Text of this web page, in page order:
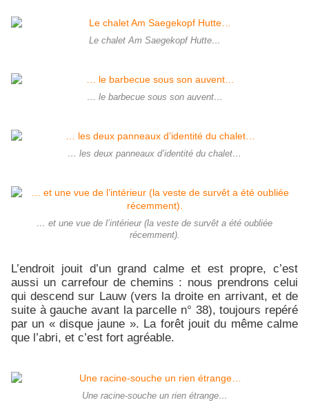
Le chalet Am Saegekopf Hutte…
… le barbecue sous son auvent…
… les deux panneaux d’identité du chalet…
… et une vue de l’intérieur (la veste de survêt a été oubliée
récemment).
L’endroit jouit d’un grand calme et est propre, c’est
aussi un carrefour de chemins : nous prendrons celui
qui descend sur Lauw (vers la droite en arrivant, et de
suite à gauche avant la parcelle n° 38), toujours repéré
par un « disque jaune ». La forêt jouit du même calme
que l’abri, et c’est fort agréable.
Une racine-souche un rien étrange…